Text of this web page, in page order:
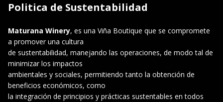
Politica de Sustentabilidad
Maturana Winery, es una Viña Boutique que se compromete
a promover una cultura
de sustentabilidad, manejando las operaciones, de modo tal de
minimizar los impactos
ambientales y sociales, permitiendo tanto la obtención de
beneficios económicos, como
la integración de principios y prácticas sustentables en todos